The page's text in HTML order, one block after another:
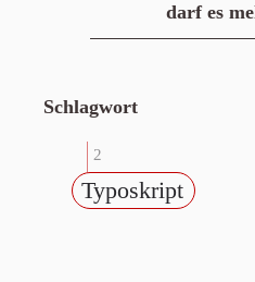
darf es
Schlagwort
2
Typoskript